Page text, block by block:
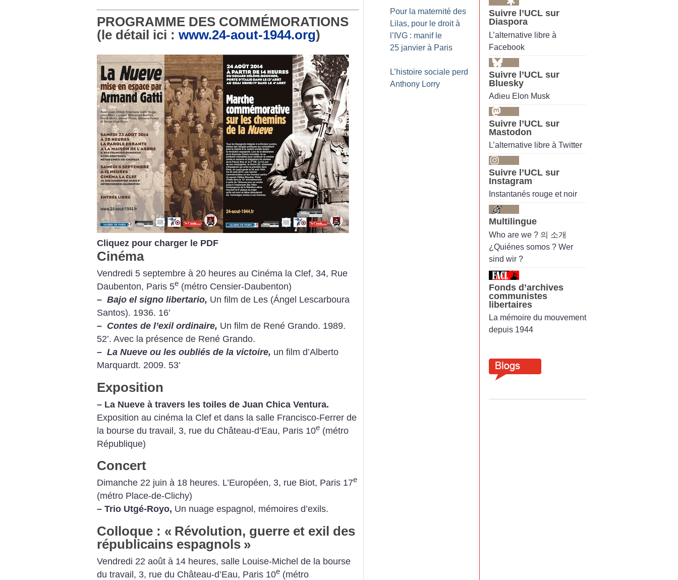
PROGRAMME DES COMMÉMORATIONS
(le détail ici : www.24-aout-1944.org)
Cliquez pour charger le PDF
Cinéma
Vendredi 5 septembre à 20 heures au Cinéma la Clef, 34, Rue
Daubenton, Paris 5e (métro Censier-Daubenton)
– Bajo el signo libertario, Un film de Les (Ángel Lescarboura
Santos). 1936. 16’
– Contes de l’exil ordinaire, Un film de René Grando. 1989.
52’. Avec la présence de René Grando.
– La Nueve ou les oubliés de la victoire, un film d’Alberto
Marquardt. 2009. 53’
Exposition
– La Nueve à travers les toiles de Juan Chica Ventura.
Exposition au cinéma la Clef et dans la salle Francisco-Ferrer de
la bourse du travail, 3, rue du Château-d’Eau, Paris 10e (métro
République)
Concert
Dimanche 22 juin à 18 heures. L’Européen, 3, rue Biot, Paris 17e
(métro Place-de-Clichy)
– Trio Utgé-Royo, Un nuage espagnol, mémoires d’exils.
Colloque : « Révolution, guerre et exil des
républicains espagnols »
Vendredi 22 août à 14 heures, salle Louise-Michel de la bourse
du travail, 3, rue du Château-d’Eau, Paris 10e (métro
Pour la maternité des
Lilas, pour le droit à
l’IVG : manif le
25 janvier à Paris
L’histoire sociale perd
Anthony Lorry
Suivre l’UCL sur
Diaspora
L’alternative libre à
Facebook
Suivre l’UCL sur
Bluesky
Adieu Elon Musk
Suivre l’UCL sur
Mastodon
L’alternative libre à Twitter
Suivre l’UCL sur
Instagram
Instantanés rouge et noir
Multilingue
Who are we ? 의 소개
¿Quiénes somos ? Wer
sind wir ?
Fonds d’archives
communistes
libertaires
La mémoire du mouvement
depuis 1944